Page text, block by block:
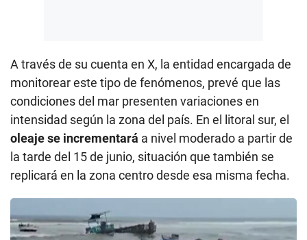
A través de su cuenta en X, la entidad encargada de
monitorear este tipo de fenómenos, prevé que las
condiciones del mar presenten variaciones en
intensidad según la zona del país. En el litoral sur, el
oleaje se incrementará a nivel moderado a partir de
la tarde del 15 de junio, situación que también se
replicará en la zona centro desde esa misma fecha.